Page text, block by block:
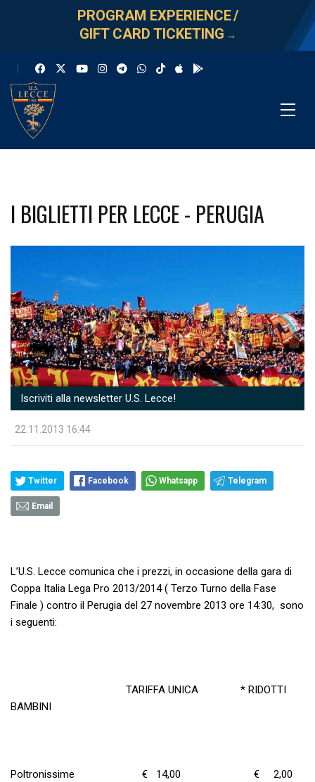
PROGRAM EXPERIENCE/
GIFT CARD TICKETING →
I BIGLIETTI PER LECCE - PERUGIA
Iscriviti alla newsletter U.S. Lecce!
22.11.2013 16:44
Twitter Facebook Whatsapp Telegram
Email
L’U.S. Lecce comunica che i prezzi, in occasione della gara di
Coppa Italia Lega Pro 2013/2014 ( Terzo Turno della Fase
Finale ) contro il Perugia del 27 novembre 2013 ore 14:30, sono
i seguenti:
TARIFFA UNICA * RIDOTTI
BAMBINI
Poltronissime € 14,00 € 2,00